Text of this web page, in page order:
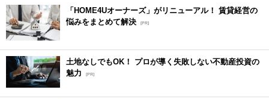
「HOME4Uオーナーズ」がリニューアル！ 賃貸経営の
悩みをまとめて解決 [PR]
土地なしでもOK！ プロが導く失敗しない不動産投資の
魅力
[PR]